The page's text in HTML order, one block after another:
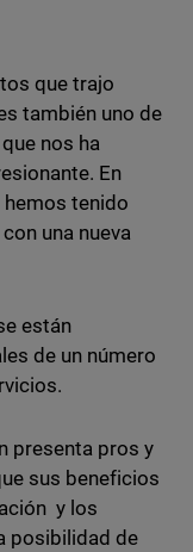
que trajo
también uno de
nos ha
En
tenido
una nueva
están
de un número
presenta pros y
sus beneficios
y los
posibilidad de